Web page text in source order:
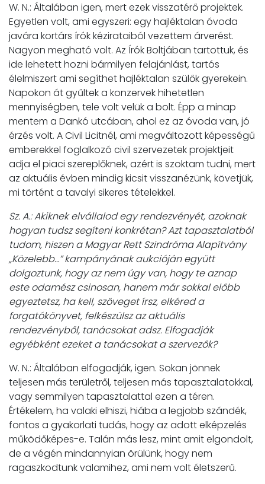
W. N.: Általában igen, mert ezek visszatérő projektek.
Egyetlen volt, ami egyszeri: egy hajléktalan óvoda
javára kortárs írók kézirataiból vezettem árverést.
Nagyon megható volt. Az Írók Boltjában tartottuk, és
ide lehetett hozni bármilyen felajánlást, tartós
élelmiszert ami segíthet hajléktalan szülők gyerekein.
Napokon át gyűltek a konzervek hihetetlen
mennyiségben, tele volt velük a bolt. Épp a minap
mentem a Dankó utcában, ahol ez az óvoda van, jó
érzés volt. A Civil Licitnél, ami megváltozott képességű
emberekkel foglalkozó civil szervezetek projektjeit
adja el piaci szereplőknek, azért is szoktam tudni, mert
az aktuális évben mindig kicsit visszanézünk, követjük,
mi történt a tavalyi sikeres tételekkel.
Sz. A.: Akiknek elvállalod egy rendezvényét, azoknak
hogyan tudsz segíteni konkrétan? Azt tapasztalatból
tudom, hiszen a Magyar Rett Szindróma Alapítvány
„Közelebb…” kampányának aukcióján együtt
dolgoztunk, hogy az nem úgy van, hogy te aznap
este odamész csinosan, hanem már sokkal előbb
egyeztetsz, ha kell, szöveget írsz, elkéred a
forgatókönyvet, felkészülsz az aktuális
rendezvényből, tanácsokat adsz. Elfogadják
egyébként ezeket a tanácsokat a szervezők?
W. N.: Általában elfogadják, igen. Sokan jönnek
teljesen más területről, teljesen más tapasztalatokkal,
vagy semmilyen tapasztalattal ezen a téren.
Értékelem, ha valaki elhiszi, hiába a legjobb szándék,
fontos a gyakorlati tudás, hogy az adott elképzelés
működőképes-e. Talán más lesz, mint amit elgondolt,
de a végén mindannyian örülünk, hogy nem
ragaszkodtunk valamihez, ami nem volt életszerű.